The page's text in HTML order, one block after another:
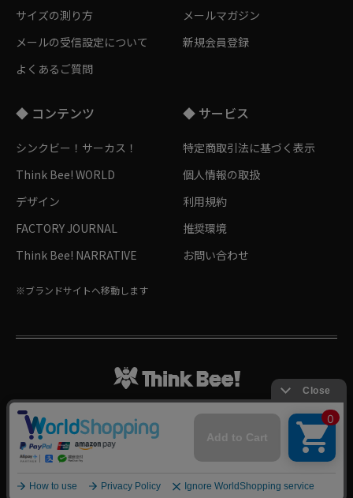
サイズの測り方
メールの受信設定について
よくあるご質問
メールマガジン
新規会員登録
◆ コンテンツ
シンクビー！サーカス！
Think Bee! WORLD
デザイン
FACTORY JOURNAL
Think Bee! NARRATIVE
※ブランドサイトへ移動します
◆ サービス
特定商取引法に基づく表示
個人情報の取扱
利用規約
推奨環境
お問い合わせ
Follow me!